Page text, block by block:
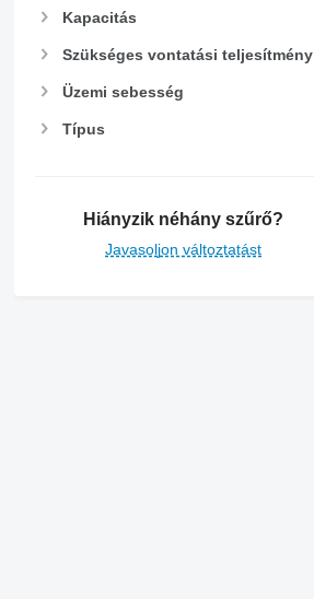
Kapacitás
Szükséges vontatási teljesítmény
Üzemi sebesség
Típus
Hiányzik néhány szűrő?
Javasoljon változtatást